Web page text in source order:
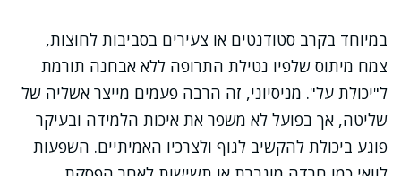
במיוחד בקרב סטודנטים או צעירים בסביבות לחוצות,
צמח מיתוס שלפיו נטילת התרופה ללא אבחנה תורמת
ל"יכולת על". מניסיוני, זה הרבה פעמים מייצר אשליה של
שליטה, אך בפועל לא משפר את איכות הלמידה ובעיקר
פוגע ביכולת להקשיב לגוף ולצרכיו האמיתיים. השפעות